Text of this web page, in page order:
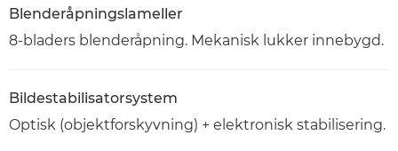
Blenderåpningslameller
8-bladers blenderåpning. Mekanisk lukker innebygd.
Bildestabilisatorsystem
Optisk (objektforskyvning) + elektronisk stabilisering.